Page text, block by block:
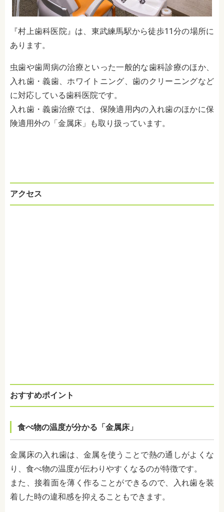
『村上歯科医院』は、東武練馬駅から徒歩11分の場所に
あります。
虫歯や歯周病の治療といった一般的な歯科診療のほか、
入れ歯・義歯、ホワイトニング、歯のクリーニングなど
に対応している歯科医院です。
入れ歯・義歯治療では、保険適用内の入れ歯のほかに保
険適用外の「金属床」も取り扱っています。
アクセス
おすすめポイント
食べ物の温度が分かる「金属床」
金属床の入れ歯は、金属を使うことで熱の通しがよくな
り、食べ物の温度が伝わりやすくなるのが特徴です。
また、接着面を薄く作ることができるので、入れ歯を装
着した時の違和感を抑えることもできます。